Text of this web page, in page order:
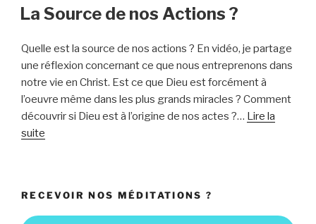
terre…
« Alexander
Schmemann »”
LE
La Source de nos Actions ?
Quelle est la source de nos actions ? En vidéo, je partage
une réflexion concernant ce que nous entreprenons dans
notre vie en Christ. Est ce que Dieu est forcément à
l’oeuvre même dans les plus grands miracles ? Comment
découvrir si Dieu est à l’origine de nos actes ?… Lire la
suite
Actions
?”
RECEVOIR NOS MÉDITATIONS ?